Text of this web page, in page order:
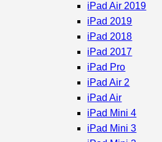
iPad Air 2019
iPad 2019
iPad 2018
iPad 2017
iPad Pro
iPad Air 2
iPad Air
iPad Mini 4
iPad Mini 3